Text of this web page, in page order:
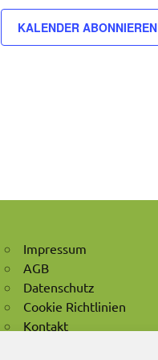
KALENDER ABONNIEREN
Impressum
AGB
Datenschutz
Cookie Richtlinien
Kontakt